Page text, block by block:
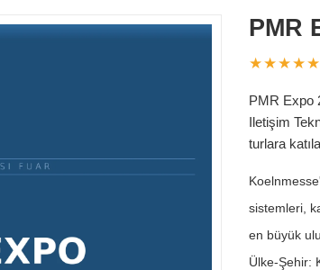
PMR
★★★★★
PMR Expo
Iletişim
turlara
sistemleri,
en büyük
Ülke-Şehir: